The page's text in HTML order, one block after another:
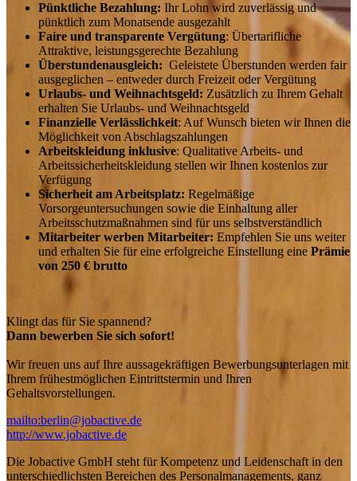
Pünktliche Bezahlung: Ihr Lohn wird zuverlässig und
pünktlich zum Monatsende ausgezahlt
Faire und transparente Vergütung: Übertarifliche
Attraktive, leistungsgerechte Bezahlung
Überstundenausgleich: Geleistete Überstunden werden fair
ausgeglichen – entweder durch Freizeit oder Vergütung
Urlaubs- und Weihnachtsgeld: Zusätzlich zu Ihrem Gehalt
erhalten Sie Urlaubs- und Weihnachtsgeld
Finanzielle Verlässlichkeit: Auf Wunsch bieten wir Ihnen die
Möglichkeit von Abschlagszahlungen
Arbeitskleidung inklusive: Qualitative Arbeits- und
Arbeitssicherheitskleidung stellen wir Ihnen kostenlos zur
Verfügung
Sicherheit am Arbeitsplatz: Regelmäßige
Vorsorgeuntersuchungen sowie die Einhaltung aller
Arbeitsschutzmaßnahmen sind für uns selbstverständlich
Mitarbeiter werben Mitarbeiter: Empfehlen Sie uns weiter
und erhalten Sie für eine erfolgreiche Einstellung eine Prämie
von 250 € brutto
Klingt das für Sie spannend?
Dann bewerben Sie sich sofort!
Wir freuen uns auf Ihre aussagekräftigen Bewerbungsunterlagen mit
Ihrem frühestmöglichen Eintrittstermin und Ihren
Gehaltsvorstellungen.
mailto:berlin@jobactive.de
http://www.jobactive.de
Die Jobactive GmbH steht für Kompetenz und Leidenschaft in den
unterschiedlichsten Bereichen des Personalmanagements, ganz